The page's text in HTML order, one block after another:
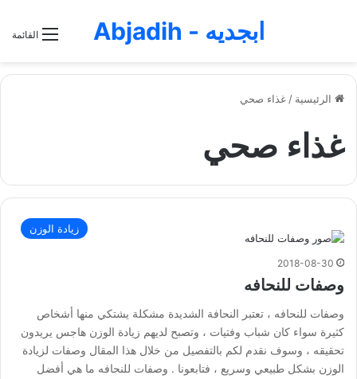
القائمة ابجديه - Abjadih
الرئيسية / غذاء صحي
غذاء صحي
زيادة الوزن
2018-08-30
وصفات للنحافه
وصفات للنحافه ، تعتبر النحافة الشديدة مشكلة يشتكي منها أشخاص
كثيرة سواء كان شباب وفتيات ، وتصبح لديهم زيادة الوزن هاجس يريدون
تحقيقه ، وسوف نقدم لكم بالتفصيل من خلال هذا المقال وصفات لزيادة
الوزن بشكل طبيعي وسريع ، فتابعونا . وصفات للنحافه ما هي أفضل